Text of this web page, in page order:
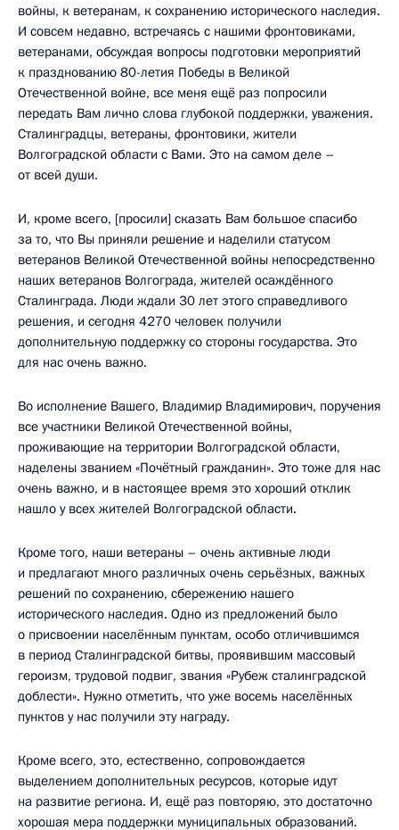
войны, к ветеранам, к сохранению исторического наследия.
И совсем недавно, встречаясь с нашими фронтовиками,
ветеранами, обсуждая вопросы подготовки мероприятий
к празднованию 80-летия Победы в Великой
Отечественной войне, все меня ещё раз попросили
передать Вам лично слова глубокой поддержки, уважения.
Сталинградцы, ветераны, фронтовики, жители
Волгоградской области с Вами. Это на самом деле –
от всей души.
И, кроме всего, [просили] сказать Вам большое спасибо
за то, что Вы приняли решение и наделили статусом
ветеранов Великой Отечественной войны непосредственно
наших ветеранов Волгограда, жителей осаждённого
Сталинграда. Люди ждали 30 лет этого справедливого
решения, и сегодня 4270 человек получили
дополнительную поддержку со стороны государства. Это
для нас очень важно.
Во исполнение Вашего, Владимир Владимирович, поручения
все участники Великой Отечественной войны,
проживающие на территории Волгоградской области,
наделены званием «Почётный гражданин». Это тоже для нас
очень важно, и в настоящее время это хороший отклик
нашло у всех жителей Волгоградской области.
Кроме того, наши ветераны – очень активные люди
и предлагают много различных очень серьёзных, важных
решений по сохранению, сбережению нашего
исторического наследия. Одно из предложений было
о присвоении населённым пунктам, особо отличившимся
в период Сталинградской битвы, проявившим массовый
героизм, трудовой подвиг, звания «Рубеж сталинградской
доблести». Нужно отметить, что уже восемь населённых
пунктов у нас получили эту награду.
Кроме всего, это, естественно, сопровождается
выделением дополнительных ресурсов, которые идут
на развитие региона. И, ещё раз повторяю, это достаточно
хорошая мера поддержки муниципальных образований.